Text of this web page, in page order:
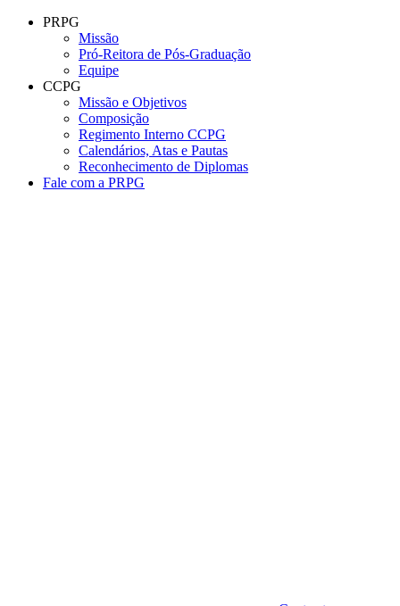
Conteúdo principal
PRPG
Missão
Pró-Reitora de Pós-Graduação
Equipe
CCPG
Missão e Objetivos
Composição
Regimento Interno CCPG
Calendários, Atas e Pautas
Reconhecimento de Diplomas
Fale com a PRPG